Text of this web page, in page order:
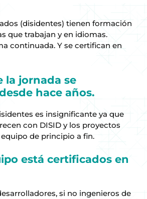
(disidentes) tienen formación
que trabajan y en idiomas.
continuada. Y se certifican en
la jornada se
hace años.
es insignificante ya que
con DISID y los proyectos
de principio a fin.
está certificados en
si no ingenieros de